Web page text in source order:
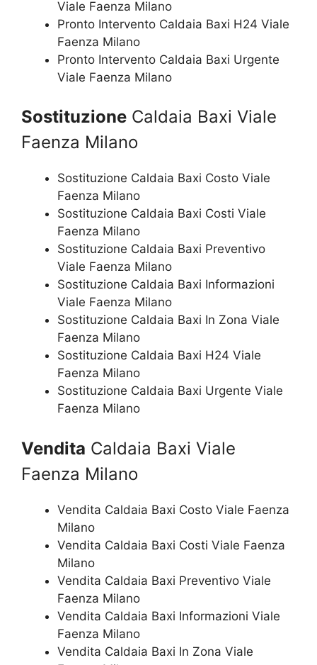
Viale Faenza Milano
Pronto Intervento Caldaia Baxi H24 Viale
Faenza Milano
Pronto Intervento Caldaia Baxi Urgente
Viale Faenza Milano
Sostituzione Caldaia Baxi Viale
Faenza Milano
Sostituzione Caldaia Baxi Costo Viale
Faenza Milano
Sostituzione Caldaia Baxi Costi Viale
Faenza Milano
Sostituzione Caldaia Baxi Preventivo
Viale Faenza Milano
Sostituzione Caldaia Baxi Informazioni
Viale Faenza Milano
Sostituzione Caldaia Baxi In Zona Viale
Faenza Milano
Sostituzione Caldaia Baxi H24 Viale
Faenza Milano
Sostituzione Caldaia Baxi Urgente Viale
Faenza Milano
Vendita Caldaia Baxi Viale
Faenza Milano
Vendita Caldaia Baxi Costo Viale Faenza
Milano
Vendita Caldaia Baxi Costi Viale Faenza
Milano
Vendita Caldaia Baxi Preventivo Viale
Faenza Milano
Vendita Caldaia Baxi Informazioni Viale
Faenza Milano
Vendita Caldaia Baxi In Zona Viale